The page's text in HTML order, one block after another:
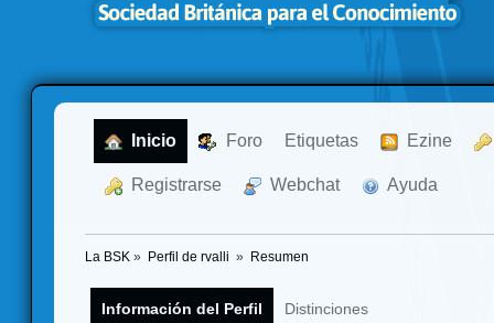
Inicio Foro Etiquetas Ezine
Registrarse Webchat Ayuda
La BSK » Perfil de rvalli » Resumen
Información del Perfil Distinciones